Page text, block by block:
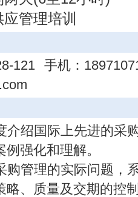
应管理培训
121 手机：
绍国际上先进的采
强化和理解。
管理的实际问题，
略、质量及交期的控